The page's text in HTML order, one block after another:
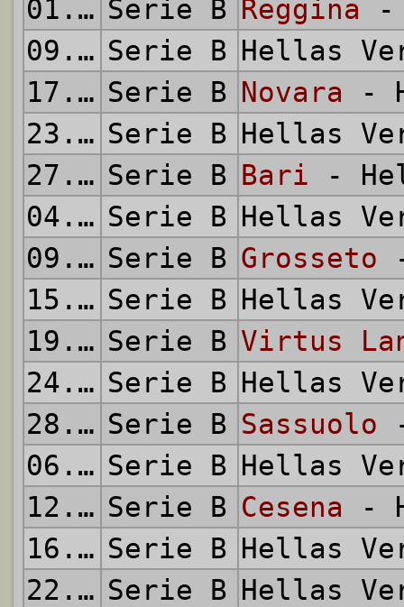
01.02.2013 Serie B Reggina -
09.02.2013 Serie B Hellas
17.02.2013 Serie B Novara -
23.02.2013 Serie B Hellas
27.02.2013 Serie B Bari -
04.03.2013 Serie B Hellas
09.03.2013 Serie B Grosseto
15.03.2013 Serie B Hellas
19.03.2013 Serie B Virtus
24.03.2013 Serie B Hellas
28.03.2013 Serie B Sassuolo
06.04.2013 Serie B Hellas
12.04.2013 Serie B Cesena -
16.04.2013 Serie B Hellas
22.04.2013 Serie B Hellas